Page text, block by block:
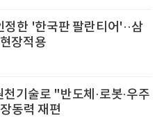
한 '한국판 팔란티어'··삼
장적용
기술로 "반도체·로봇·우주
동력 재편